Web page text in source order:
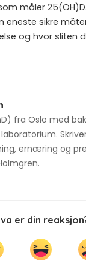
måler
eneste sikre
og hvor sliten
fra Oslo med
ernæring og
.
er din